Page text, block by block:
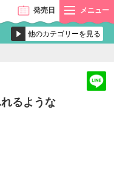
発売日 メニュー
るような